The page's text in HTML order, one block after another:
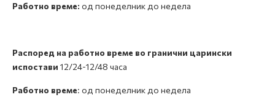
Работно време: од понеделник до недела
Распоред на работно време во гранични царински
испостави 12/24-12/48 часа
Работно време: од понеделник до недела